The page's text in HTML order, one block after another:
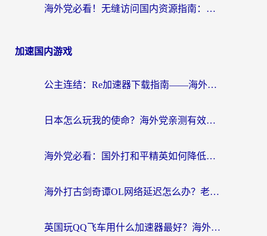
海外党必看！无缝访问国内资源指南：从vpn官网下载到加速器选择（附番茄实测）
加速国内游戏
公主连结：Re加速器下载指南——海外党不再错过国服活动的秘密武器
日本怎么玩我的使命？海外党亲测有效的国服游戏加速指南（附避坑技巧）
海外党必看：国外打和平精英如何降低延迟？附3款热门国服游戏加速方案
海外打古剑奇谭OL网络延迟怎么办？老玩家亲测有效的加速器选择指南
英国玩QQ飞车用什么加速器最好？海外党亲测，告别漂移卡顿的终极选择